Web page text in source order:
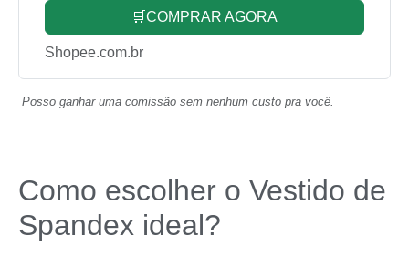
🛒COMPRAR AGORA
Shopee.com.br
Posso ganhar uma comissão sem nenhum custo pra você.
Como escolher o Vestido de
Spandex ideal?